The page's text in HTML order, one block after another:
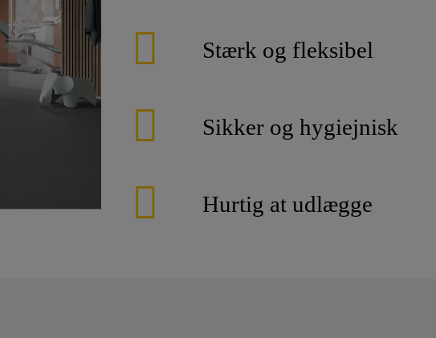
Stærk og fleksibel
Sikker og hygiejnisk
Hurtig at udlægge